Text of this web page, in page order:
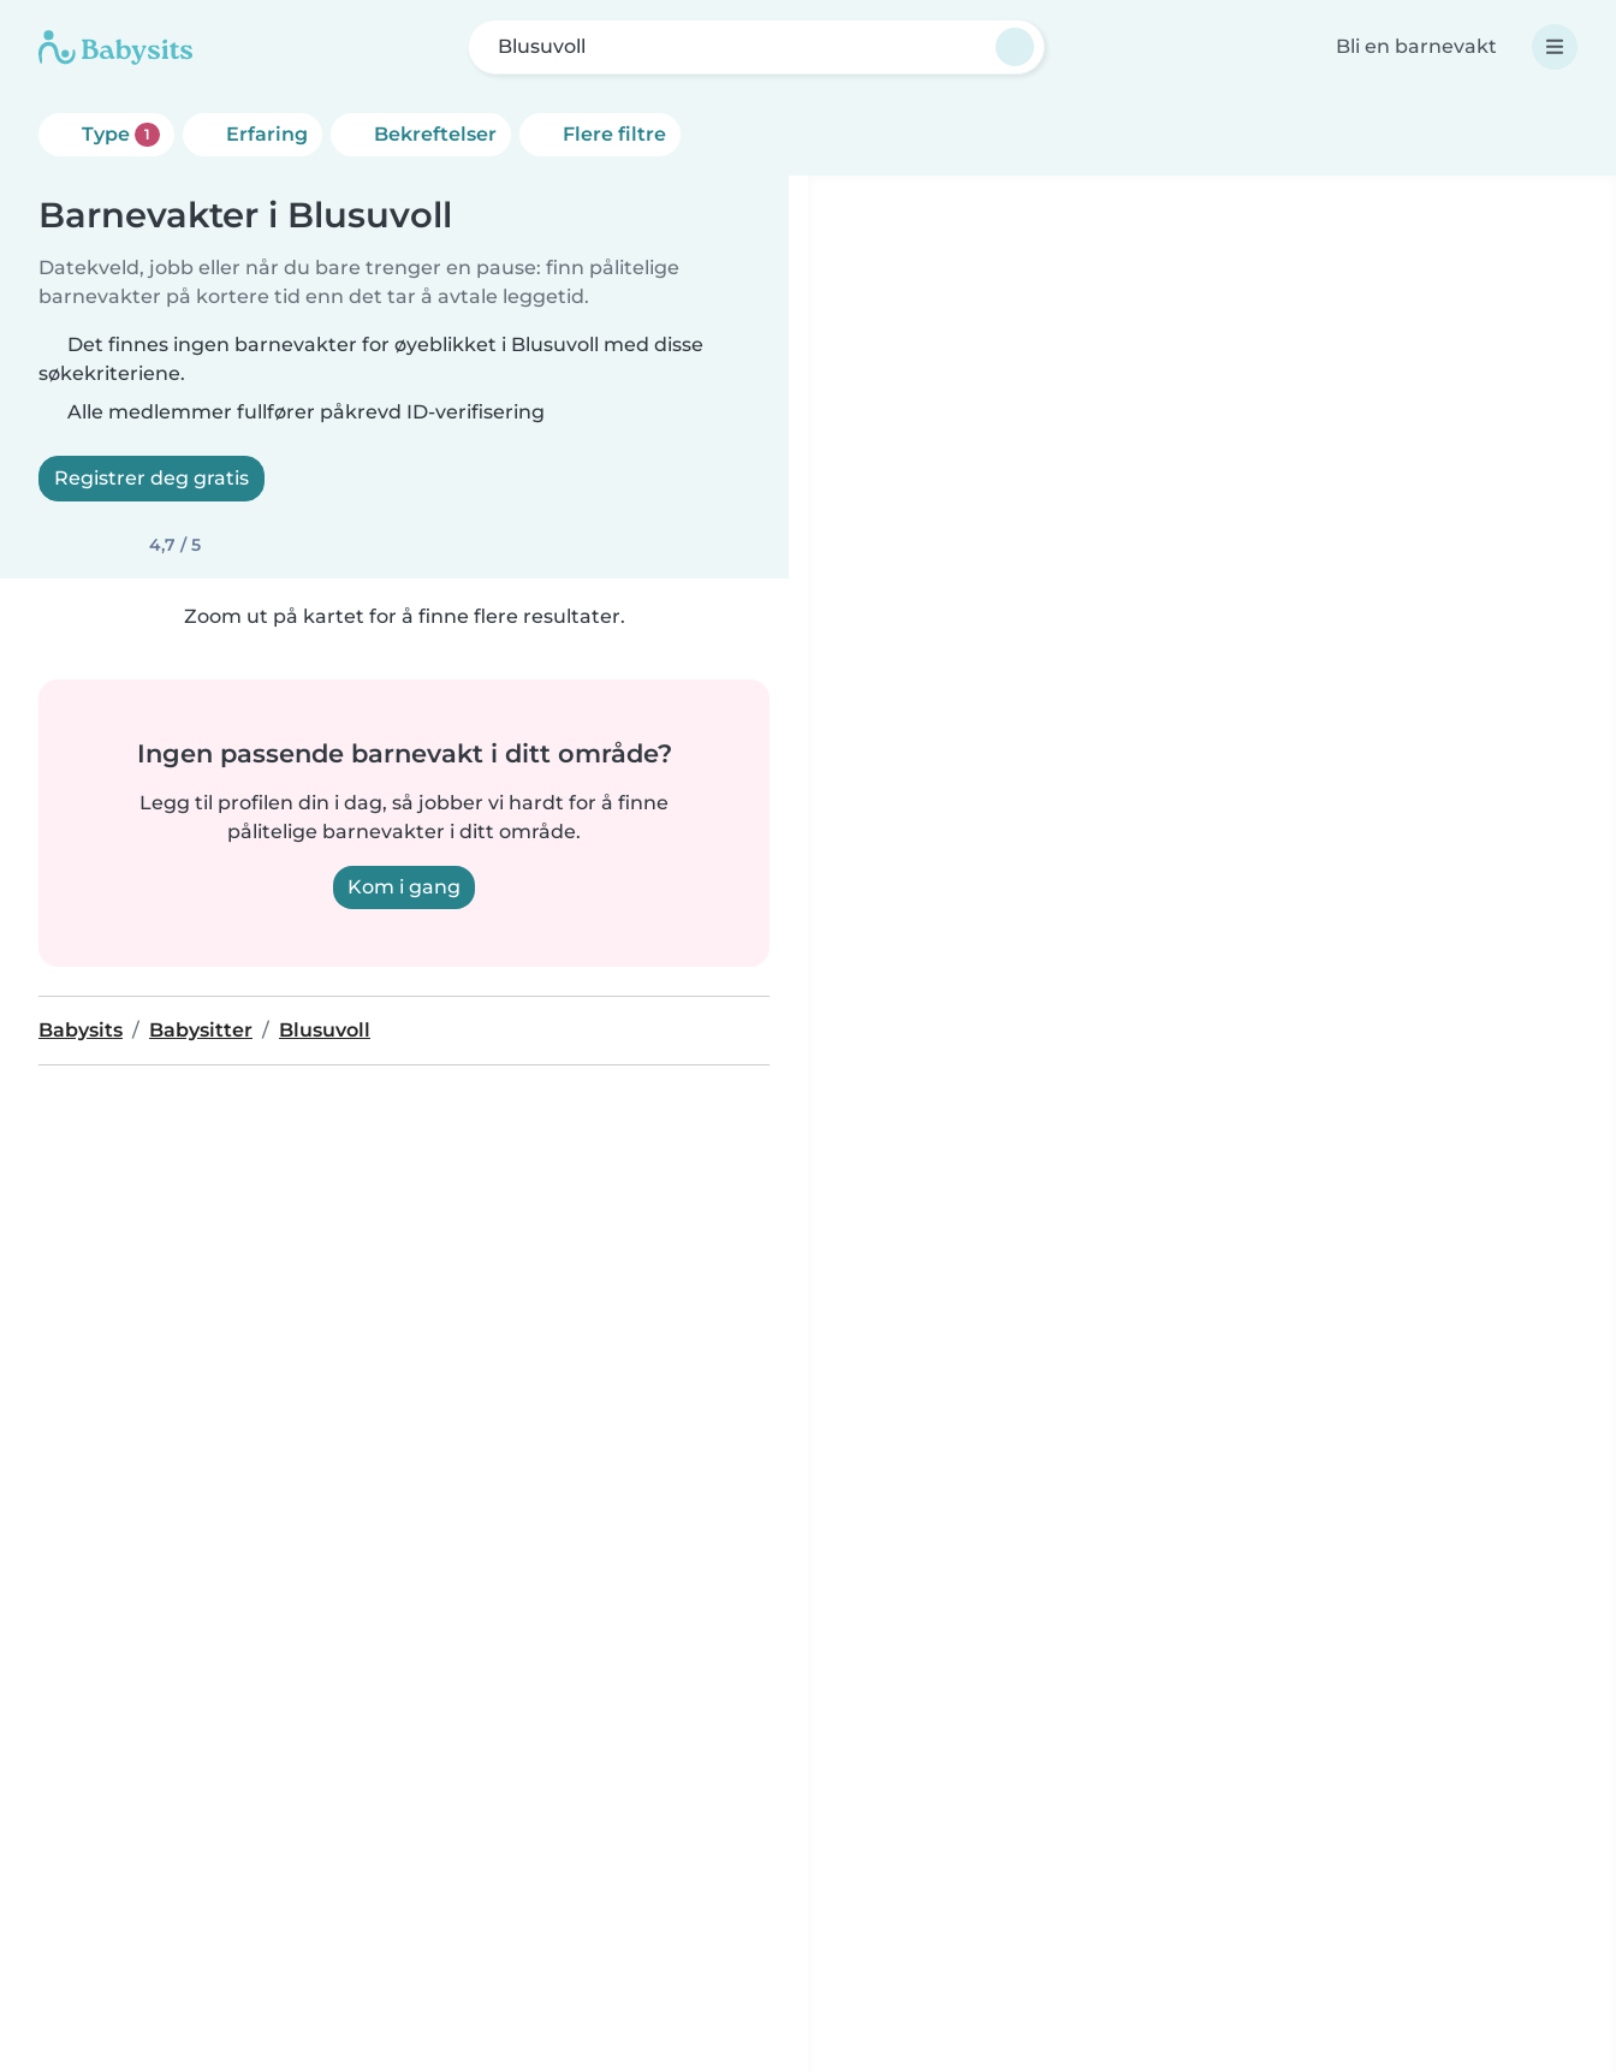
Blusuvoll Bli en barnevakt
Type 1 Erfaring Bekreftelser Flere filtre
Barnevakter i Blusuvoll
Datekveld, jobb eller når du bare trenger en pause: finn pålitelige
barnevakter på kortere tid enn det tar å avtale leggetid.
Det finnes ingen barnevakter for øyeblikket i Blusuvoll med disse
søkekriteriene.
Alle medlemmer fullfører påkrevd ID-verifisering
Registrer deg gratis
4,7 / 5
Zoom ut på kartet for å finne flere resultater.
Ingen passende barnevakt i ditt område?
Legg til profilen din i dag, så jobber vi hardt for å finne
pålitelige barnevakter i ditt område.
Kom i gang
Babysits Babysitter Blusuvoll